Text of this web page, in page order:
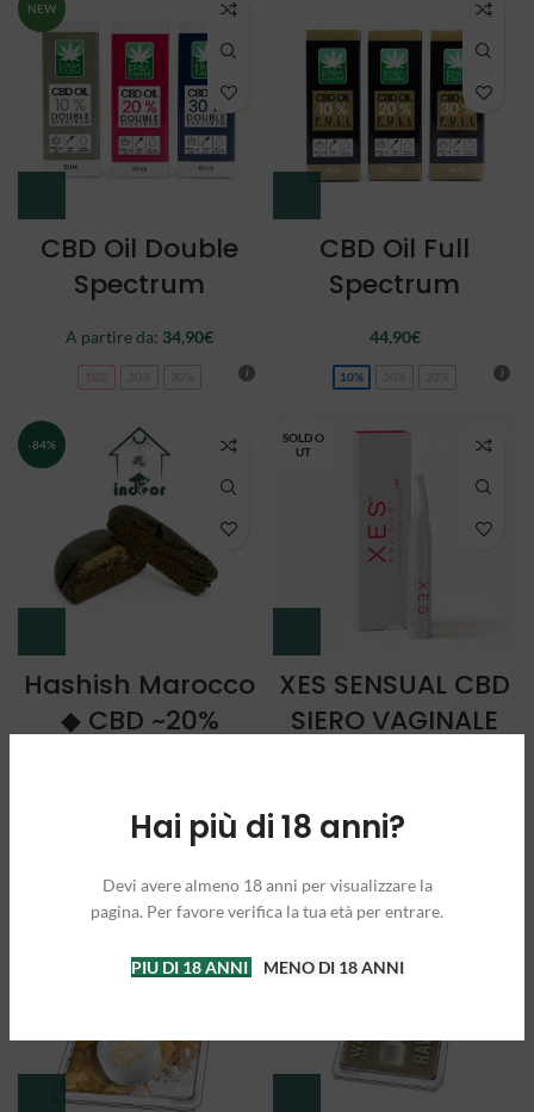
Hai più di 18 anni?
Devi avere almeno 18 anni per visualizzare la
pagina. Per favore verifica la tua età per entrare.
PIU DI 18 ANNI MENO DI 18 ANNI
NEW
CBD Oil Double
Spectrum
A partire da: 34,90€
CBD Oil Full
Spectrum
44,90€
10%
-84%
Hashish Marocco
◆ CBD ~20%
10g
250g
SOLD O
UT
XES SENSUAL CBD
SIERO VAGINALE
39,00
SOLD O
UT